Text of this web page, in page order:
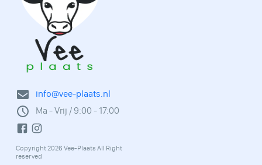
info@vee-plaats.nl
Ma - Vrij / 9:00 - 17:00
Copyright 2026 Vee-Plaats All Right
reserved